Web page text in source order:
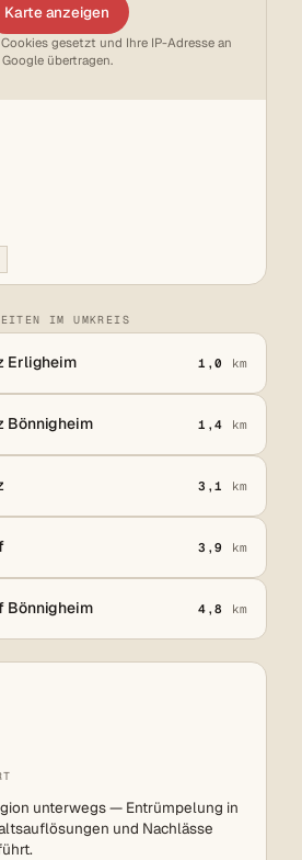
Karte anzeigen
gesetzt und Ihre IP-Adresse an
Google übertragen.
IM UMKREIS
Erligheim 1,0 km
Bönnigheim 1,4 km
3,1 km
3,9 km
Bönnigheim 4,8 km
unterwegs — Entrümpelung in
und Nachlässe